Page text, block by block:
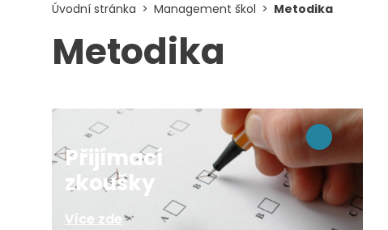
Úvodní stránka Management škol Metodika
Metodika
Přijímací
zkoušky
Více zde